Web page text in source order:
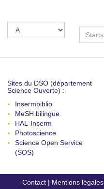
Sites du DSO (département
Science Ouverte) :
Insermbiblio
MeSH bilingue
HAL-Inserm
Photoscience
Science Open Service
(SOS)
Contact | Mentions légales